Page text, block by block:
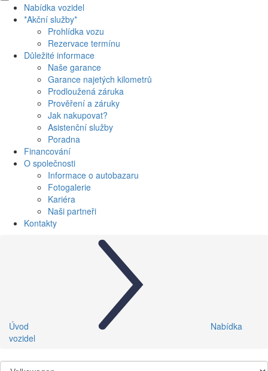
Nabídka vozidel
*Akční služby*
Prohlídka vozu
Rezervace termínu
Důležité informace
Naše garance
Garance najetých kilometrů
Prodloužená záruka
Prověření a záruky
Jak nakupovat?
Asistenční služby
Poradna
Financování
O společnosti
Informace o autobazaru
Fotogalerie
Kariéra
Naši partneři
Kontakty
Úvod
Nabídka
vozidel